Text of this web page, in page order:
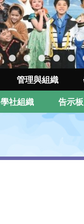
管理與組織
學社組織 告示板